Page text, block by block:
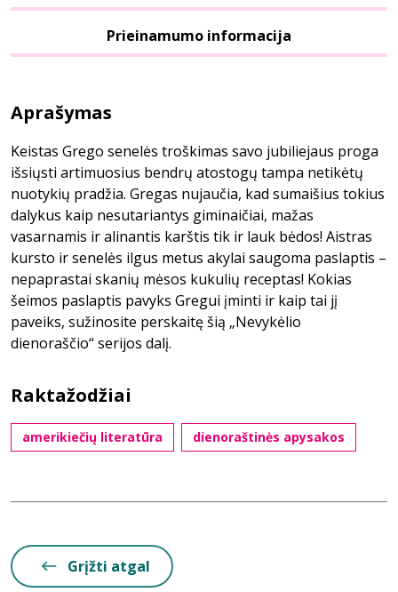
Prieinamumo informacija
Aprašymas
Keistas Grego senelės troškimas savo jubiliejaus proga
išsiųsti artimuosius bendrų atostogų tampa netikėtų
nuotykių pradžia. Gregas nujaučia, kad sumaišius tokius
dalykus kaip nesutariantys giminaičiai, mažas
vasarnamis ir alinantis karštis tik ir lauk bėdos! Aistras
kursto ir senelės ilgus metus akylai saugoma paslaptis –
nepaprastai skanių mėsos kukulių receptas! Kokias
šeimos paslaptis pavyks Gregui įminti ir kaip tai jį
paveiks, sužinosite perskaitę šią „Nevykėlio
dienoraščio“ serijos dalį.
Raktažodžiai
amerikiečių literatūra dienoraštinės apysakos
Grįžti atgal